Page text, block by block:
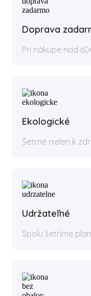
Doprava
Pri nákupe nad
Ekologické
Šetrné nielen k
Udržateľné
Spolu šetríme